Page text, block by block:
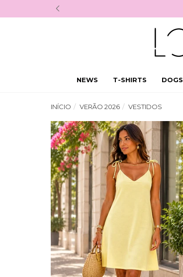
NEWS T-SHIRTS DOGS
INÍCIO VERÃO 2026 VESTIDOS